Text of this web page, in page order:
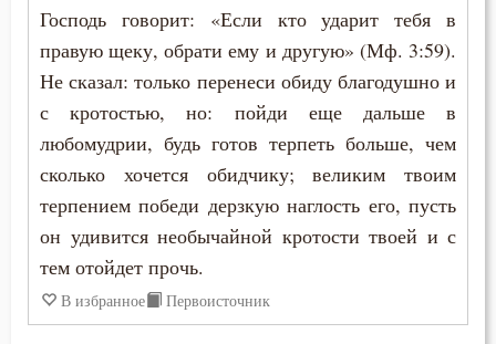
Елеосвящение
Ересь
Женщина
Жестокость
Животные
Жизнь
Максим Исповедник
Марк Подвижник
Марк Эфесский
Мефодий Олимпийский
Митрофан Воронежский
Моисей Оптинский (Путилов)
Нектарий Оптинский (Тихонов)
Господь говорит: «Если кто ударит тебя в
правую щеку, обрати ему и другую» (Мф. 3:59).
Не сказал: только перенеси обиду благодушно и
с кротостью, но: пойди еще дальше в
любомудрии, будь готов терпеть больше, чем
сколько хочется обидчику; великим твоим
терпением победи дерзкую наглость его, пусть
он удивится необычайной кротости твоей и с
тем отойдет прочь.
В избранное Первоисточник